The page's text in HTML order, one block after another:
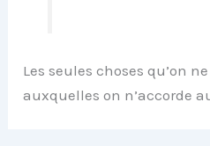
Les seules choses qu’on
auxquelles on n’accorde